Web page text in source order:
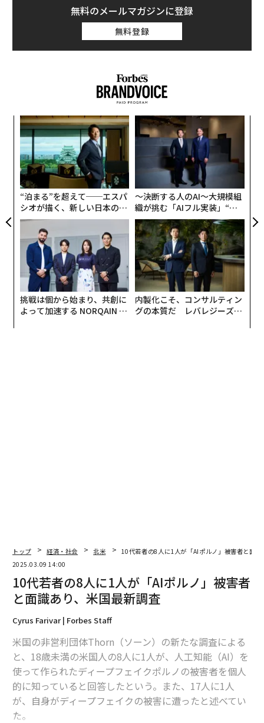
米国土安全保障省（DHS）のサイバー犯罪ユニットのマ
イク・プラドは、SNSに投稿された未成年の画像がAIを
用いてCSAMに改変されるケースが増加中だと述べてい
る。人身売買と戦う非営利団体、Skull Gamesで法執行
SNSの投稿が子どもの性的画像に変えられるケースが爆
発的に増加していると指摘した。
メンバーシップに登録する
関連記事
10代若者の8人に1人が「AIポルノ」被害者と面識あり、米国最新調査
iPhoneが「ハッキングされていないか」を判断する6つのサイン
無料のメールマガジンに登録
無料登録
“泊まる”を超えて──エスパ
シオが描く、新しい日本のラ
グジュアリー（前編）
〜決断する人のAI〜大規模組
織が挑む「AIフル実装」“使
う”企業から“動く”企業へ【N
TTドコモビジネス×PwC】
挑戦は個から始まり、共創に
よって加速する NORQAIN JA
内製化こそ、コンサルティン
グの本質だ レバレジーズが
トップ 経済・社会 北米
10代若者の8人に1人が「AIポルノ」被害者と面
2025.03.09 14:00
10代若者の8人に1人が「AIポルノ」被害者
と面識あり、米国最新調査
Cyrus Farivar | Forbes Staff
米国の非営利団体Thorn（ソーン）の新たな調査による
と、18歳未満の米国人の8人に1人が、人工知能（AI）を
使って作られたディープフェイクポルノの被害者を個人
的に知っていると回答したという。また、17人に1人
が、自身がディープフェイクの被害に遭ったと述べてい
た。